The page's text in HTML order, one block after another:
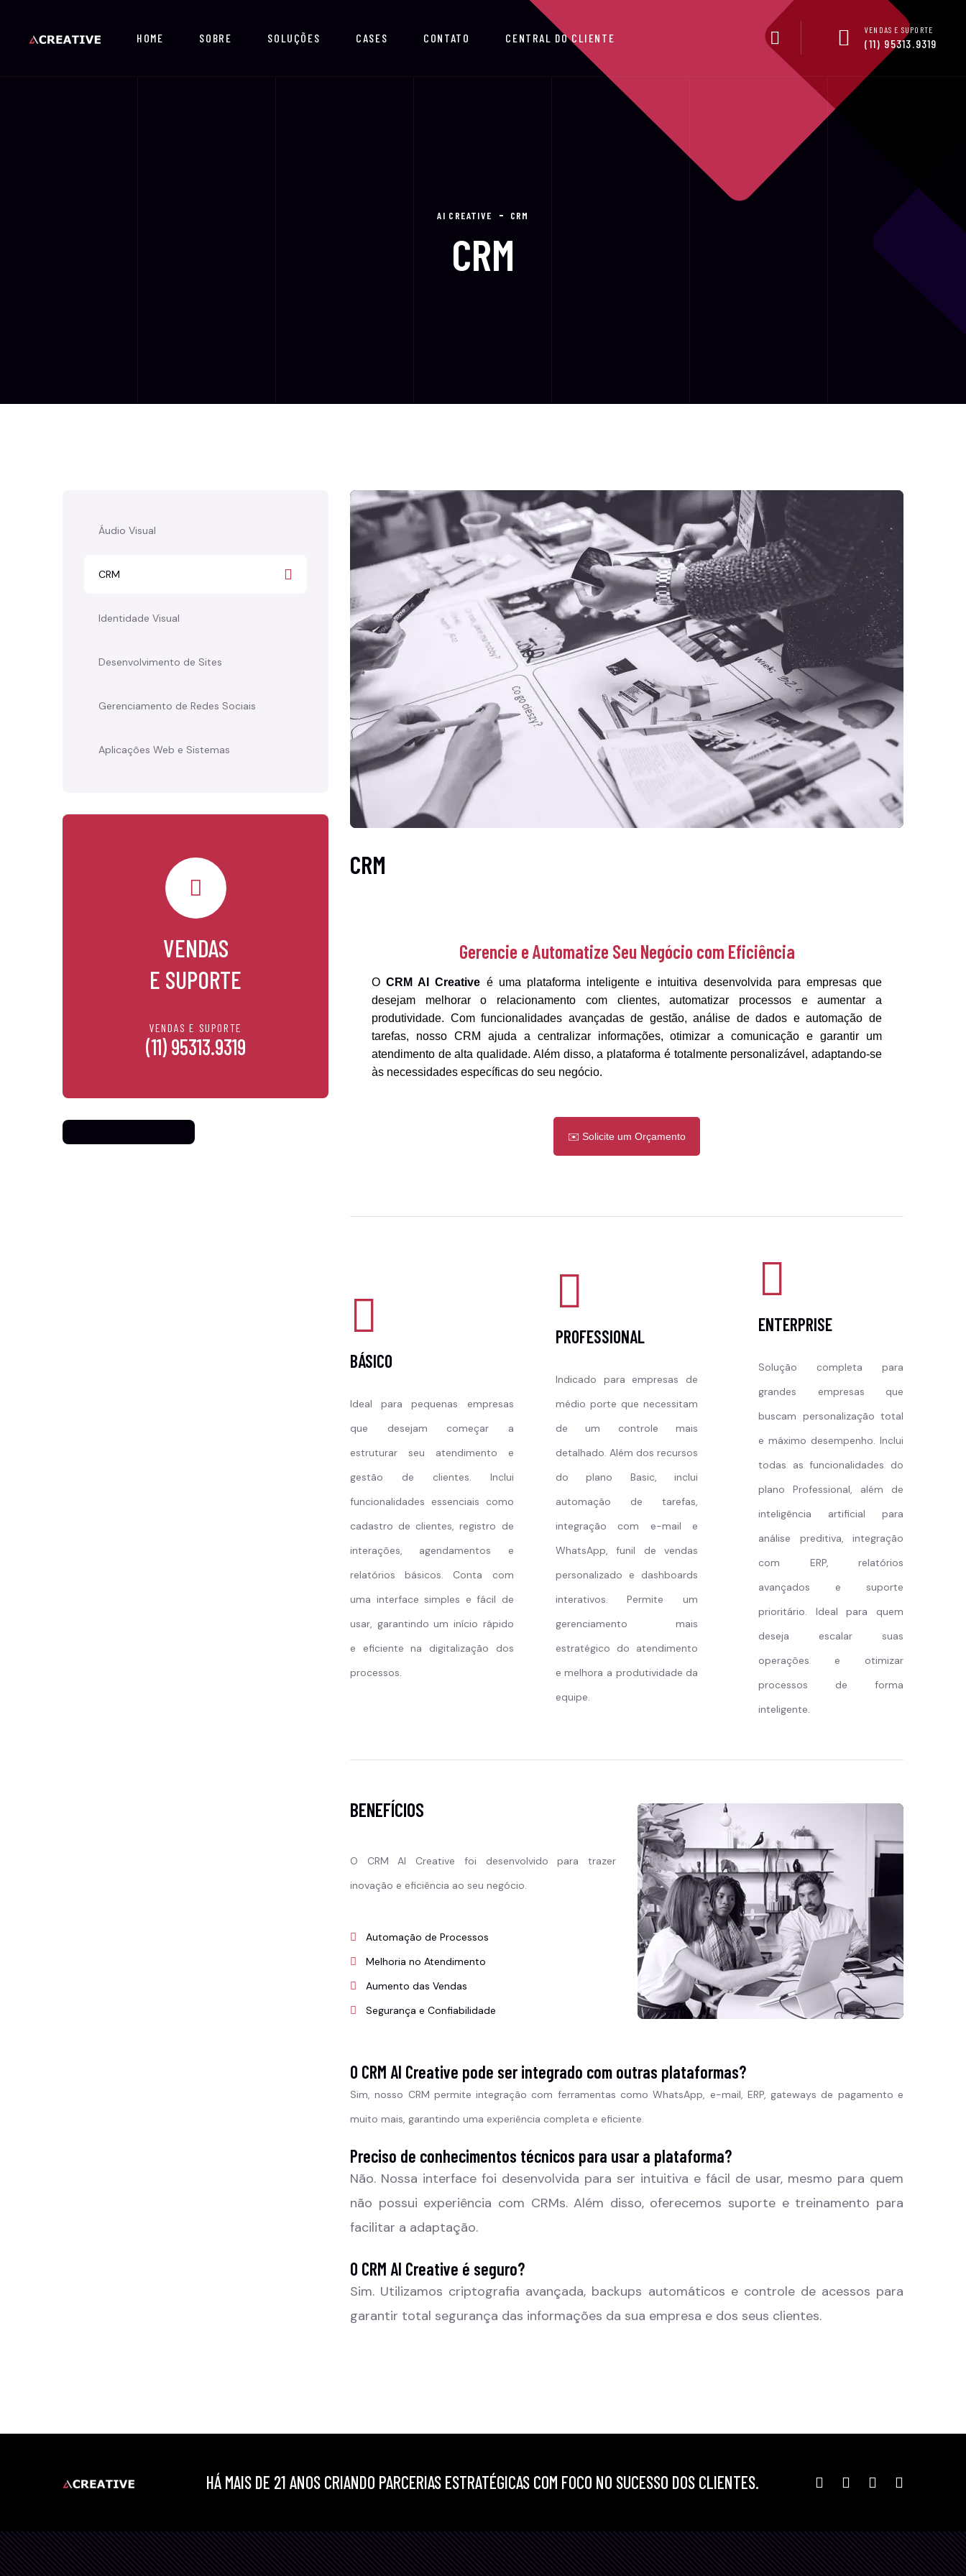
HOME SOBRE SOLUÇÕES CASES CONTATO CENTRAL DO CLIENTE
VENDAS E SUPORTE
(11) 95313.9319
AI CREATIVE CRM
CRM
Áudio Visual
CRM
Identidade Visual
Desenvolvimento de Sites
Gerenciamento de Redes Sociais
Aplicações Web e Sistemas
VENDAS
E SUPORTE
VENDAS E SUPORTE
(11) 95313.9319
CRM
Gerencie e Automatize Seu Negócio com Eficiência
OCRM AI Creative é uma plataforma inteligente e intuitiva desenvolvida para empresas que
desejam melhorar o relacionamento com clientes, automatizar processos e aumentar a
produtividade. Com funcionalidades avançadas de gestão, análise de dados e automação de
tarefas, nosso CRM ajuda a centralizar informações, otimizar a comunicação e garantir um
atendimento de alta qualidade. Além disso, a plataforma é totalmente personalizável, adaptando-se
às necessidades específicas do seu negócio.
✉️ Solicite um Orçamento
BÁSICO
Ideal para pequenas empresas
que desejam começar a
estruturar seu atendimento e
gestão de clientes. Inclui
funcionalidades essenciais como
cadastro de clientes, registro de
interações, agendamentos e
relatórios básicos. Conta com
uma interface simples e fácil de
usar, garantindo um início rápido
e eficiente na digitalização dos
processos.
PROFESSIONAL
Indicado para empresas de
médio porte que necessitam
de um controle mais
detalhado. Além dos recursos
do plano Basic, inclui
automação de tarefas,
integração com e-mail e
WhatsApp, funil de vendas
personalizado e dashboards
interativos. Permite um
gerenciamento mais
estratégico do atendimento
e melhora a produtividade da
equipe.
ENTERPRISE
Solução completa para
grandes empresas que
buscam personalização total
e máximo desempenho. Inclui
todas as funcionalidades do
plano Professional, além de
inteligência artificial para
análise preditiva, integração
com ERP, relatórios
avançados e suporte
prioritário. Ideal para quem
deseja escalar suas
operações e otimizar
processos de forma
inteligente.
BENEFÍCIOS
O CRM AI Creative foi desenvolvido para trazer
inovação e eficiência ao seu negócio.
Automação de Processos
Melhoria no Atendimento
Aumento das Vendas
Segurança e Confiabilidade
O CRM AI Creative pode ser integrado com outras plataformas?
Sim, nosso CRM permite integração com ferramentas como WhatsApp, e-mail, ERP, gateways de pagamento e
muito mais, garantindo uma experiência completa e eficiente.
Preciso de conhecimentos técnicos para usar a plataforma?
Não. Nossa interface foi desenvolvida para ser intuitiva e fácil de usar, mesmo para quem
não possui experiência com CRMs. Além disso, oferecemos suporte e treinamento para
facilitar a adaptação.
O CRM AI Creative é seguro?
Sim. Utilizamos criptografia avançada, backups automáticos e controle de acessos para
garantir total segurança das informações da sua empresa e dos seus clientes.
HÁ MAIS DE 21 ANOS CRIANDO PARCERIAS ESTRATÉGICAS COM FOCO NO SUCESSO DOS CLIENTES.